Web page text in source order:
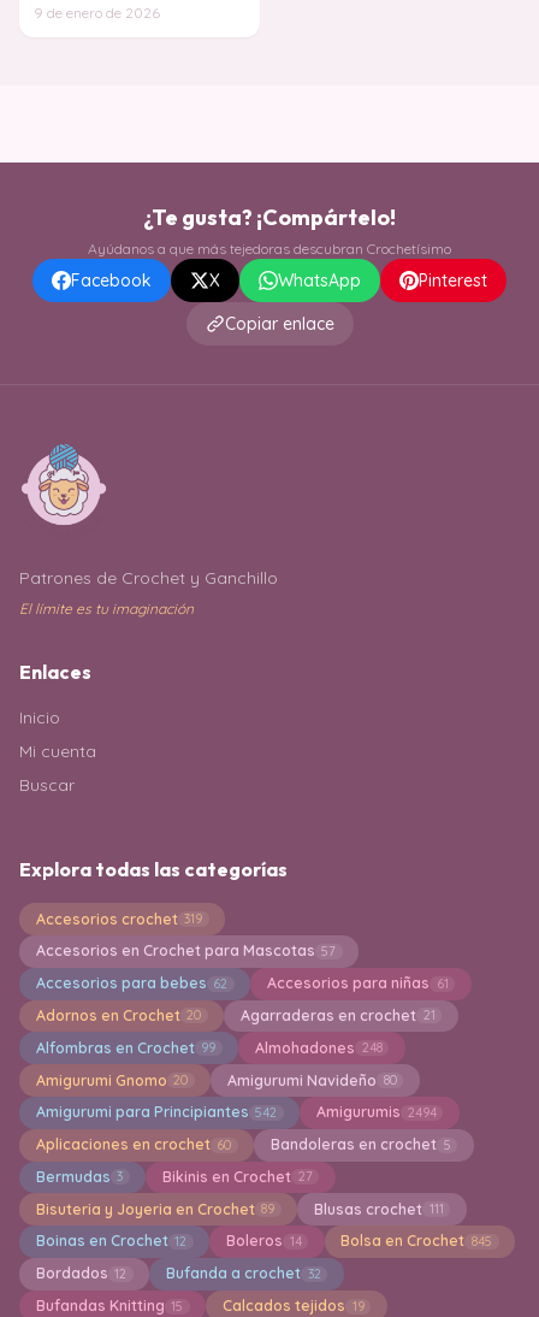
de esas piezas que
9 de enero de 2026
¿Te gusta? ¡Compártelo!
Ayúdanos a que más tejedoras descubran Crochetísimo
Facebook X WhatsApp
Pinterest
Copiar enlace
Patrones de Crochet y Ganchillo
El límite es tu imaginación
Enlaces
Inicio
Mi cuenta
Buscar
Explora todas las categorías
Accesorios crochet 319
Accesorios en Crochet para Mascotas 57
Accesorios para bebes 62 Accesorios para niñas 61
Adornos en Crochet 20 Agarraderas en crochet 21
Alfombras en Crochet 99 Almohadones 248
Amigurumi Gnomo 20 Amigurumi Navideño 80
Amigurumi para Principiantes 542 Amigurumis 2494
Aplicaciones en crochet 60 Bandoleras en crochet 5
Bermudas 3 Bikinis en Crochet 27
Bisuteria y Joyeria en Crochet 89 Blusas crochet 111
Boinas en Crochet 12 Boleros 14 Bolsa en Crochet 845
Bordados 12 Bufanda a crochet 32
Bufandas Knitting 15 Calcados tejidos 19